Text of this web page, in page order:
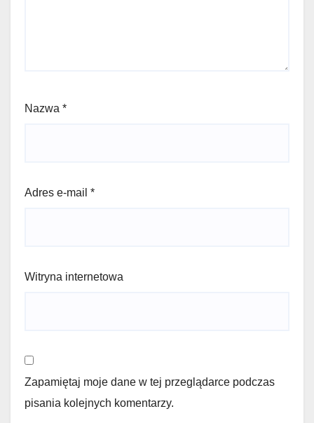
Nazwa *
Adres e-mail *
Witryna internetowa
Zapamiętaj moje dane w tej przeglądarce podczas
pisania kolejnych komentarzy.